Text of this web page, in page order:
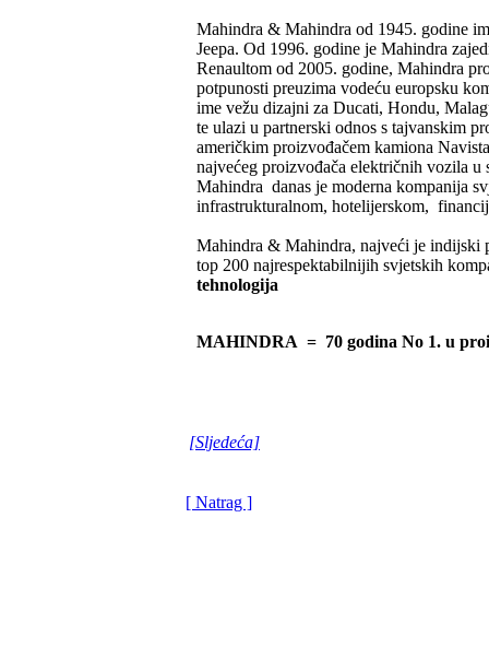
Mahindra & Mahindra od 1945. godine
Jeepa. Od 1996. godine je Mahindra
Renaultom od 2005. godine, Mahindra
potpunosti preuzima vodeću europsku
ime vežu dizajni za Ducati, Hondu,
te ulazi u partnerski odnos s tajvanskim
američkim proizvođačem kamiona
najvećeg proizvođača električnih vozila
Mahindra danas je moderna kompanija
infrastrukturalnom, hotelijerskom,
Mahindra & Mahindra, najveći je indijski
top 200 najrespektabilnijih svjetskih
tehnologija
MAHINDRA = 70 godina No 1. u
[Sljedeća]
[ Natrag ]